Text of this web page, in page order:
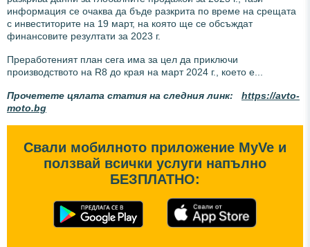
информация се очаква да бъде разкрита по време на срещата
с инвеститорите на 19 март, на която ще се обсъждат
финансовите резултати за 2023 г.
Преработеният план сега има за цел да приключи
производството на R8 до края на март 2024 г., което е...
Прочетете цялата статия на следния линк: https://avto-
moto.bg
Свали мобилното приложение MyVe и
ползвай всички услуги напълно
БЕЗПЛАТНО: